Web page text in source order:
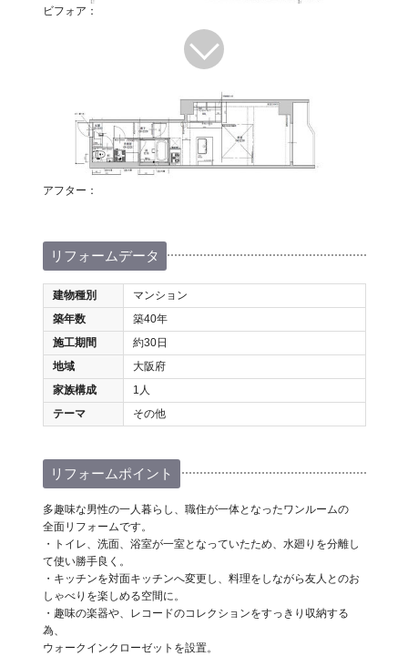
ビフォア：
アフター：
リフォームデータ
建物種別
マンション
築年数
築40年
施工期間
約30日
地域
大阪府
家族構成
1人
テーマ
その他
リフォームポイント
多趣味な男性の一人暮らし、職住が一体となったワンルームの
全面リフォームです。
・トイレ、洗面、浴室が一室となっていたため、水廻りを分離し
て使い勝手良く。
・キッチンを対面キッチンへ変更し、料理をしながら友人とのお
しゃべりを楽しめる空間に。
・趣味の楽器や、レコードのコレクションをすっきり収納する
為、
ウォークインクローゼットを設置。